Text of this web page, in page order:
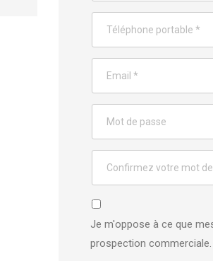
Je m'oppose à ce que
prospection commerciale.